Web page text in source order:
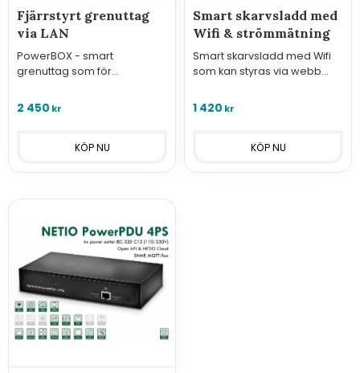
Fjärrstyrt grenuttag
via LAN
PowerBOX - smart
grenuttag som för
Ansluts till nätverk med LAN
2 450 kr
Smart skarvsladd med
Wifi & strömmätning
Smart skarvsladd med Wifi
som kan styras via webb
protokoll som erbjuds samt
1 420 kr